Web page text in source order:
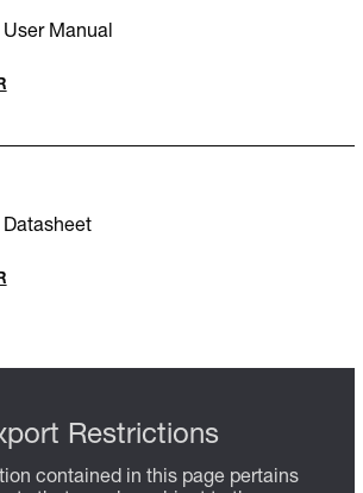
Manual
Restrictions
contained in this page pertains